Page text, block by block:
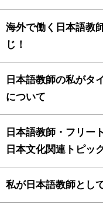
海外で働く日本語教
じ！
日本語教師の私がタ
について
日本語教師・フリー
日本文化関連トピッ
私が日本語教師とし